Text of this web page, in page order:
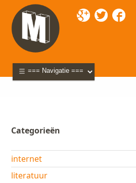
Categorieën
internet
literatuur